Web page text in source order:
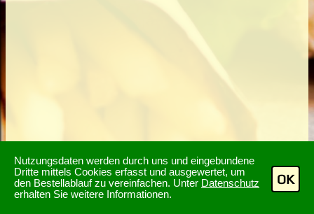
Nutzungsdaten werden durch uns und eingebundene
Dritte mittels Cookies erfasst und ausgewertet, um
den Bestellablauf zu vereinfachen. Unter Datenschutz
erhalten Sie weitere Informationen.
OK